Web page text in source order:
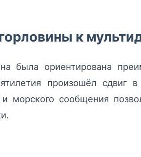
к
была ориентирована
произошёл сдвиг
морского сообщения